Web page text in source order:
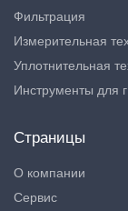
Фильтрация
Измерительная
Уплотнительная
Инструменты для
Страницы
О компании
Сервис